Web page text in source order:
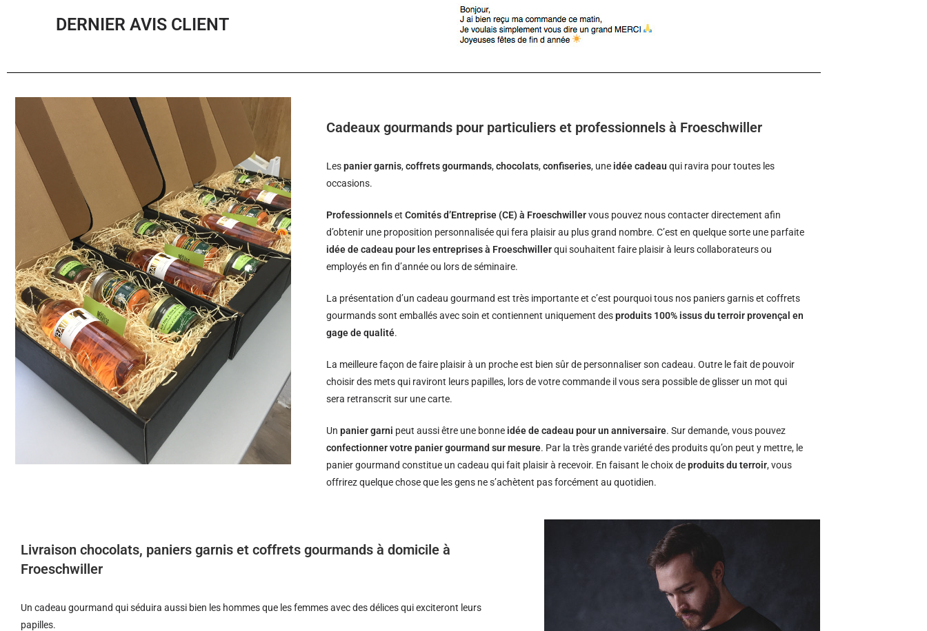
DERNIER AVIS CLIENT
Cadeaux gourmands pour particuliers et professionnels à Froeschwiller
Lespanier garnis,coffrets gourmands,chocolats,confiseries, une idée cadeau qui ravira pour toutes les
occasions.
ProfessionnelsetComités d’Entreprise (CE) à Froeschwillervous pouvez nous contacter directement afin
d’obtenir une proposition personnalisée qui fera plaisir au plus grand nombre. C’est en quelque sorte une parfaite
idée de cadeau pour les entreprises à Froeschwillerqui souhaitent faire plaisir à leurs collaborateurs ou
employés en fin d’année ou lors de séminaire.
La présentation d’un cadeau gourmand est très importante et c’est pourquoi tous nos paniers garnis et coffrets
gourmands sont emballés avec soin et contiennent uniquement desproduits 100% issus du terroir provençal en
gage de qualité.
La meilleure façon de faire plaisir à un proche est bien sûr de personnaliser son cadeau. Outre le fait de pouvoir
choisir des mets qui raviront leurs papilles, lors de votre commande il vous sera possible de glisser un mot qui
sera retranscrit sur une carte.
Unpanier garni peut aussi être une bonne idée de cadeau pour un anniversaire. Sur demande, vous pouvez
confectionner votre panier gourmand sur mesure. Par la très grande variété des produits qu’on peut y mettre, le
panier gourmand constitue un cadeau qui fait plaisir à recevoir. En faisant le choix deproduits du terroir, vous
offrirez quelque chose que les gens ne s’achètent pas forcément au quotidien.
Livraison chocolats, paniers garnis et coffrets gourmands à domicile à
Froeschwiller
Un cadeau gourmand qui séduira aussi bien les hommes que les femmes avec des délices qui exciteront leurs
papilles.